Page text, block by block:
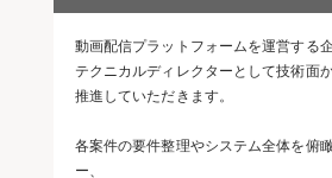
動画配信プラットフォームを運営する企
テクニカルディレクターとして技術面
推進していただきます。
各案件の要件整理やシステム全体を俯
ー、